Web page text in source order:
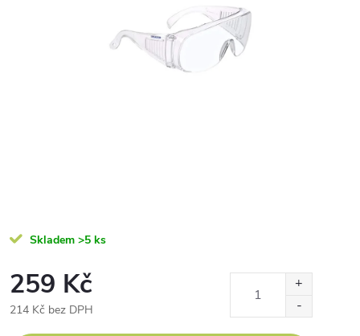
Skladem >5 ks
259 Kč
214 Kč bez DPH